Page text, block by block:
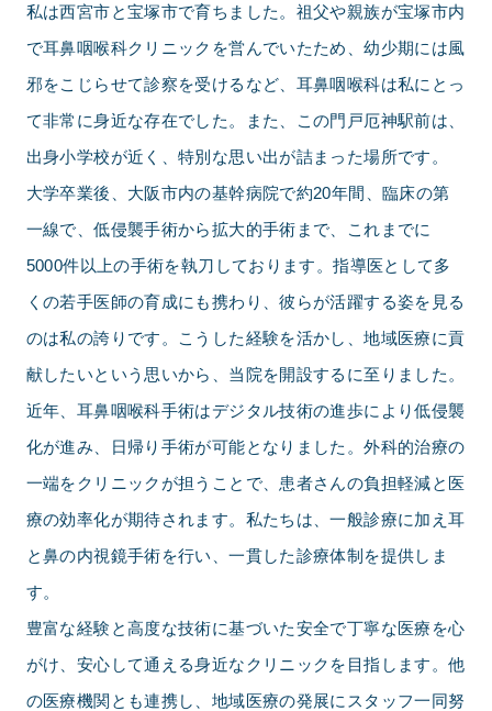
私は西宮市と宝塚市で育ちました。祖父や親族が宝塚市内
で耳鼻咽喉科クリニックを営んでいたため、幼少期には風
邪をこじらせて診察を受けるなど、耳鼻咽喉科は私にとっ
て非常に身近な存在でした。また、この門戸厄神駅前は、
出身小学校が近く、特別な思い出が詰まった場所です。
大学卒業後、大阪市内の基幹病院で約20年間、臨床の第
一線で、低侵襲手術から拡大的手術まで、これまでに
5000件以上の手術を執刀しております。指導医として多
くの若手医師の育成にも携わり、彼らが活躍する姿を見る
のは私の誇りです。こうした経験を活かし、地域医療に貢
献したいという思いから、当院を開設するに至りました。
近年、耳鼻咽喉科手術はデジタル技術の進歩により低侵襲
化が進み、日帰り手術が可能となりました。外科的治療の
一端をクリニックが担うことで、患者さんの負担軽減と医
療の効率化が期待されます。私たちは、一般診療に加え耳
と鼻の内視鏡手術を行い、一貫した診療体制を提供しま
す。
豊富な経験と高度な技術に基づいた安全で丁寧な医療を心
がけ、安心して通える身近なクリニックを目指します。他
の医療機関とも連携し、地域医療の発展にスタッフ一同努